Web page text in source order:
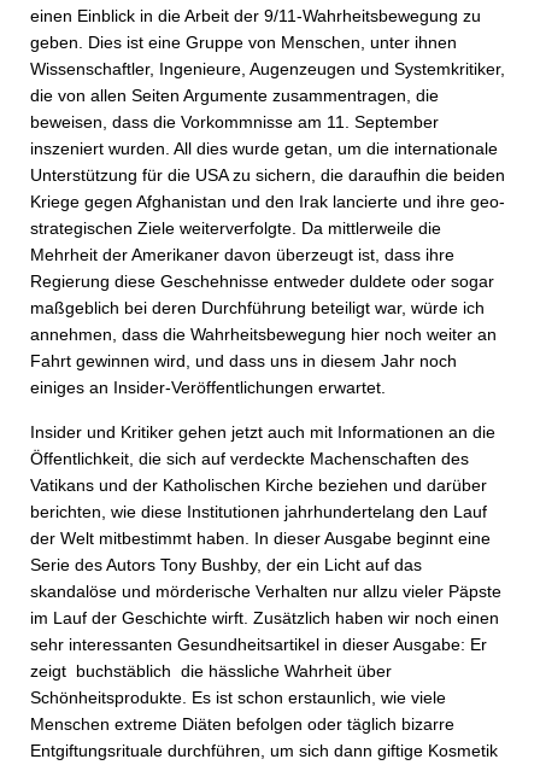
einen Einblick in die Arbeit der 9/11-Wahrheitsbewegung zu
geben. Dies ist eine Gruppe von Menschen, unter ihnen
Wissenschaftler, Ingenieure, Augenzeugen und Systemkritiker,
die von allen Seiten Argumente zusammentragen, die
beweisen, dass die Vorkommnisse am 11. September
inszeniert wurden. All dies wurde getan, um die internationale
Unterstützung für die USA zu sichern, die daraufhin die beiden
Kriege gegen Afghanistan und den Irak lancierte und ihre geo-
strategischen Ziele weiterverfolgte. Da mittlerweile die
Mehrheit der Amerikaner davon überzeugt ist, dass ihre
Regierung diese Geschehnisse entweder duldete oder sogar
maßgeblich bei deren Durchführung beteiligt war, würde ich
annehmen, dass die Wahrheitsbewegung hier noch weiter an
Fahrt gewinnen wird, und dass uns in diesem Jahr noch
einiges an Insider-Veröffentlichungen erwartet.
Insider und Kritiker gehen jetzt auch mit Informationen an die
Öffentlichkeit, die sich auf verdeckte Machenschaften des
Vatikans und der Katholischen Kirche beziehen und darüber
berichten, wie diese Institutionen jahrhundertelang den Lauf
der Welt mitbestimmt haben. In dieser Ausgabe beginnt eine
Serie des Autors Tony Bushby, der ein Licht auf das
skandalöse und mörderische Verhalten nur allzu vieler Päpste
im Lauf der Geschichte wirft. Zusätzlich haben wir noch einen
sehr interessanten Gesundheitsartikel in dieser Ausgabe: Er
zeigt buchstäblich die hässliche Wahrheit über
Schönheitsprodukte. Es ist schon erstaunlich, wie viele
Menschen extreme Diäten befolgen oder täglich bizarre
Entgiftungsrituale durchführen, um sich dann giftige Kosmetik